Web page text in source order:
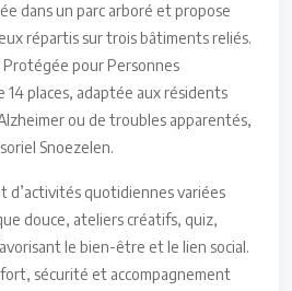
dans un parc arboré et propose
répartis sur trois bâtiments reliés.
Protégée pour Personnes
places, adaptée aux résidents
ou de troubles apparentés,
Snoezelen.
d’activités quotidiennes variées
douce, ateliers créatifs, quiz,
le bien-être et le lien social.
sécurité et accompagnement